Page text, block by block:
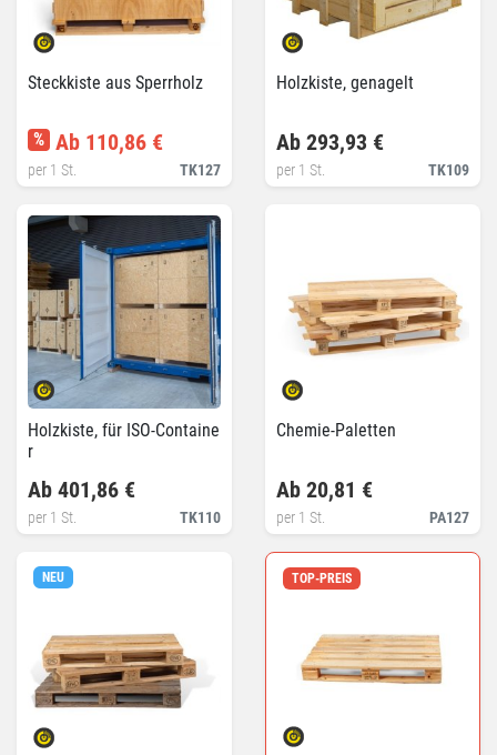
Steckkiste aus Sperrholz
TK127
% Ab 110,86 €
per 1 St.
Holzkiste, genagelt
TK109
Ab 293,93 €
per 1 St.
Holzkiste, für ISO-Containe
r
TK110
Ab 401,86 €
per 1 St.
Chemie-Paletten
PA127
Ab 20,81 €
per 1 St.
NEU TOP-PREIS